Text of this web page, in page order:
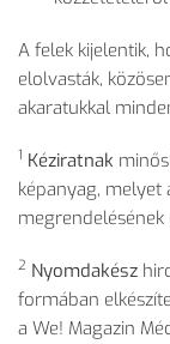
A felek kijelentik,
elolvasták,
akaratukkal
1 Kéziratnak
képanyag, melyet
megrendelésének
2 Nyomdakész
formában
a We! Magazin